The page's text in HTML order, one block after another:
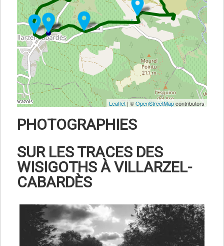
Leaflet| ©OpenStreetMapcontributors
PHOTOGRAPHIES
SUR LES TRACES DES
WISIGOTHS À VILLARZEL-
CABARDÈS